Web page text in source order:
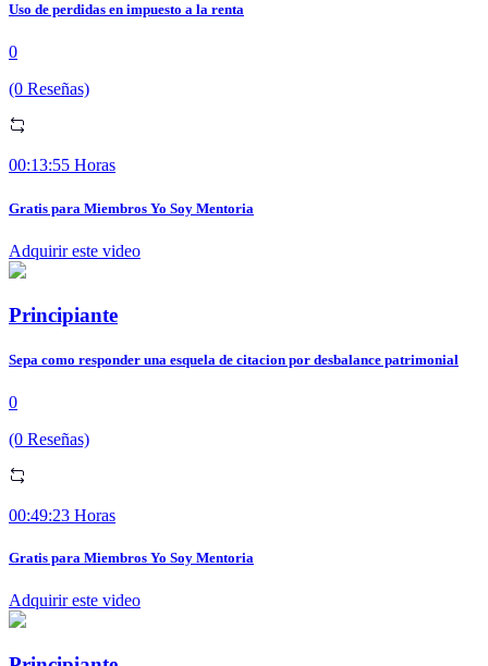
Uso de perdidas en impuesto a la renta
0
(0 Reseñas)
00:13:55 Horas
Gratis para Miembros Yo Soy Mentoria
Adquirir este video
Principiante
Sepa como responder una esquela de citacion por desbalance patrimonial
0
(0 Reseñas)
00:49:23 Horas
Gratis para Miembros Yo Soy Mentoria
Adquirir este video